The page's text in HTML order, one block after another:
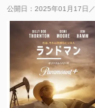
公開日：2025年01月17日